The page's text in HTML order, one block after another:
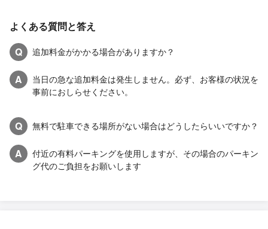
よくある質問と答え
Q
追加料金がかかる場合がありますか？
A
当日の急な追加料金は発生しません。必ず、お客様の状況を
事前におしらせください。
Q 無料で駐車できる場所がない場合はどうしたらいいですか？
A
付近の有料パーキングを使用しますが、その場合のパーキン
グ代のご負担をお願いします